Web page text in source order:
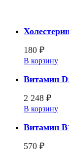
180 ₽
В корзину
Витамин
2 248 ₽
В корзину
Витамин
570 ₽